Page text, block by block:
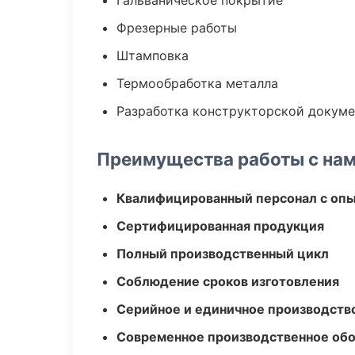
Фрезерные работы
Штамповка
Термообработка металла
Разработка конструкторской
Преимущества работы с
Квалифицированный персонал с
Сертифицированная продукция
Полный производственный цикл
Соблюдение сроков изготовления
Серийное и единичное
Современное производственное